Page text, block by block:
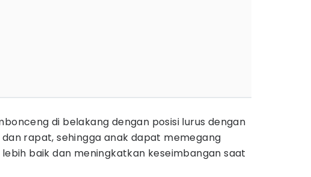
di belakang dengan posisi lurus dengan
rapat, sehingga anak dapat memegang
baik dan meningkatkan keseimbangan saat